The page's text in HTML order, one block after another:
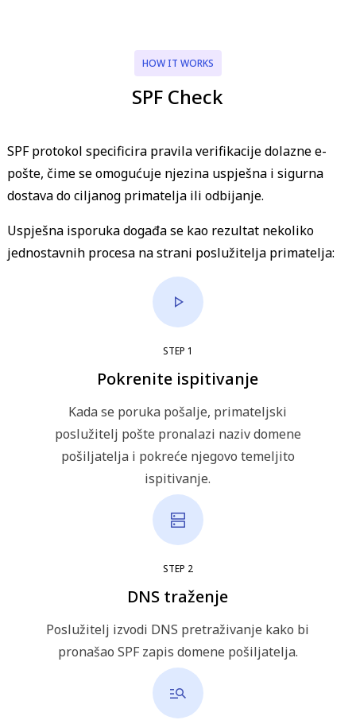
HOW IT WORKS
SPF Check
SPF protokol specificira pravila verifikacije dolazne e-
pošte, čime se omogućuje njezina uspješna i sigurna
dostava do ciljanog primatelja ili odbijanje.
Uspješna isporuka događa se kao rezultat nekoliko
jednostavnih procesa na strani poslužitelja primatelja:
STEP 1
Pokrenite ispitivanje
Kada se poruka pošalje, primateljski
poslužitelj pošte pronalazi naziv domene
pošiljatelja i pokreće njegovo temeljito
ispitivanje.
STEP 2
DNS traženje
Poslužitelj izvodi DNS pretraživanje kako bi
pronašao SPF zapis domene pošiljatelja.